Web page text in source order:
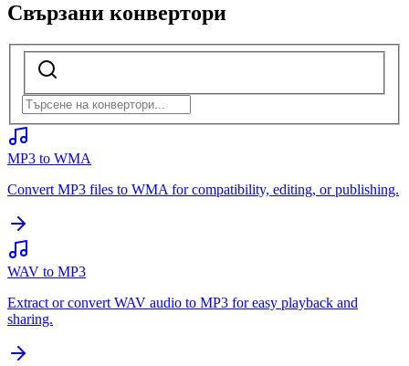
Свързани конвертори
MP3 to WMA
Convert MP3 files to WMA for compatibility, editing, or publishing.
WAV to MP3
Extract or convert WAV audio to MP3 for easy playback and
sharing.